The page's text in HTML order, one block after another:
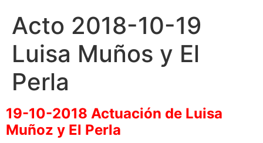
Acto 2018-10-19
Luisa Muños y El
Perla
19-10-2018 Actuación de Luisa
Muñoz y El Perla